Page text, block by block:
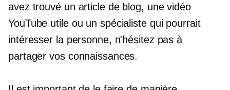
avez trouvé un article de blog, une vidéo
YouTube utile ou un spécialiste qui pourrait
intéresser la personne, n'hésitez pas à
partager vos connaissances.